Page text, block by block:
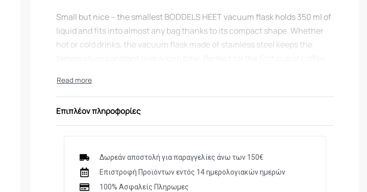
Small but nice – the smallest BODDELS HEET vacuum flask holds 350 ml of
liquid and fits into almost any bag thanks to its compact shape. Whether
hot or cold drinks, the vacuum flask made of stainless steel keeps the
pleasant all-round drinking.
Diameter: 7,2 cm; Height: 18,9 cm
Weight: 350 g
Materials: Stainless steel, PP, silicone
Επιπλέον πληροφορίες
Δωρεάν αποστολή για παραγγελίες άνω των 150€
Επιστροφή Προϊόντων εντός 14 ημερολογιακών ημερών
100% Ασφαλείς Πληρωμες